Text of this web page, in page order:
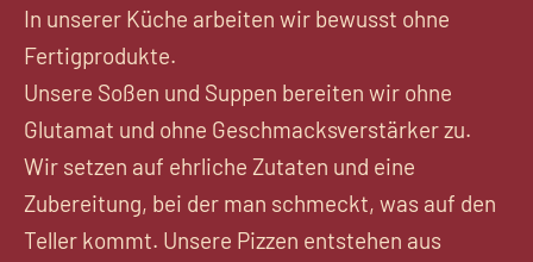
In unserer Küche arbeiten wir bewusst ohne
Fertigprodukte.
Unsere Soßen und Suppen bereiten wir ohne
Glutamat und ohne Geschmacksverstärker zu.
Wir setzen auf ehrliche Zutaten und eine
Zubereitung, bei der man schmeckt, was auf den
Teller kommt. Unsere Pizzen entstehen aus